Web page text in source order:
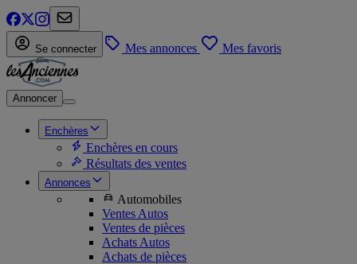
Se connecter Mes annonces Mes favoris
Annoncer
Enchères
Enchères en cours
Résultats des ventes
Annonces
Automobiles
Ventes Autos
Ventes de pièces
Achats Autos
Achats de pièces